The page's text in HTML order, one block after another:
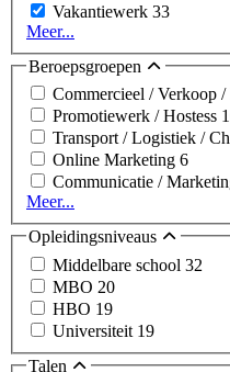
Vakantiewerk 33
Meer...
Beroepsgroepen
Commercieel / Verkoop
Promotiewerk / Hostess
Transport / Logistiek /
Online Marketing 6
Communicatie /
Meer...
Opleidingsniveaus
Middelbare school 32
MBO 20
HBO 19
Universiteit 19
Talen